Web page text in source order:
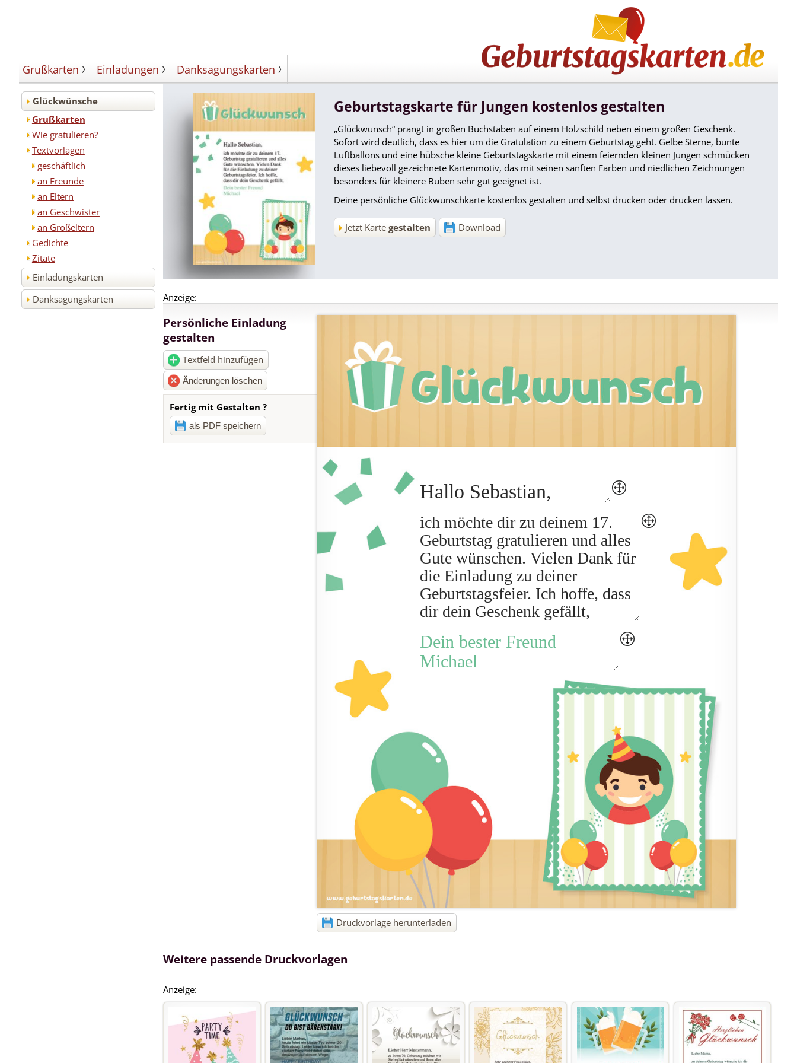
Grußkarten Einladungen Danksagungskarten
Glückwünsche
Grußkarten
Wie gratulieren?
Textvorlagen
geschäftlich
an Freunde
an Eltern
an Geschwister
an Großeltern
Gedichte
Zitate
Einladungskarten
Danksagungskarten
Geburtstagskarte für Jungen kostenlos gestalten
„Glückwunsch“ prangt in großen Buchstaben auf einem Holzschild neben einem großen Geschenk.
Sofort wird deutlich, dass es hier um die Gratulation zu einem Geburtstag geht. Gelbe Sterne, bunte
Luftballons und eine hübsche kleine Geburtstagskarte mit einem feiernden kleinen Jungen schmücken
dieses liebevoll gezeichnete Kartenmotiv, das mit seinen sanften Farben und niedlichen Zeichnungen
besonders für kleinere Buben sehr gut geeignet ist.
Deine persönliche Glückwunschkarte kostenlos gestalten und selbst drucken oder drucken lassen.
Jetzt Karte gestalten Download
Anzeige:
Persönliche Einladung
gestalten
Textfeld hinzufügen
Fertig mit Gestalten ?
Druckvorlage herunterladen
Weitere passende Druckvorlagen
Anzeige: